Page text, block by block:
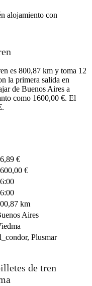
alojamiento con
es 800,87 km y toma 12
la primera salida en
de Buenos Aires a
como 1600,00 €. El
€
€
km
Aires
Plusmar
, ©OpenStreetMapcontributors
de tren